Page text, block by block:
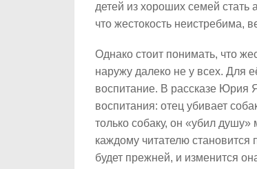
детей из хороших семей
что жестокость неистребима,
Однако стоит понимать, что
наружу далеко не у всех. Для
воспитание. В рассказе Юрия
воспитания: отец убивает
только собаку, он «убил
каждому читателю становится
будет прежней, и изменится